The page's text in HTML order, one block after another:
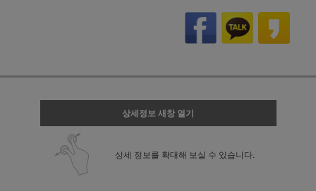
상세정보 새창 열기
상세 정보를 확대해 보실 수 있습니다.